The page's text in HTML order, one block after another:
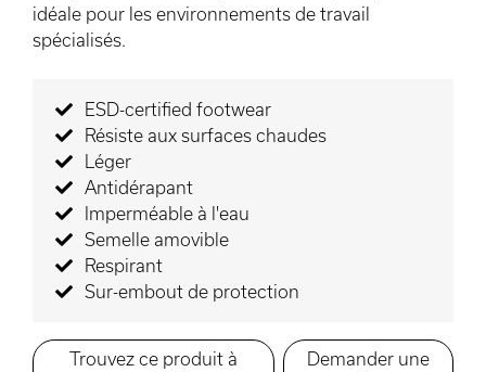
idéale pour les environnements de travail
spécialisés.
ESD-certified footwear
Résiste aux surfaces chaudes
Léger
Antidérapant
Imperméable à l'eau
Semelle amovible
Respirant
Sur-embout de protection
Trouvez ce produit à
Demander une